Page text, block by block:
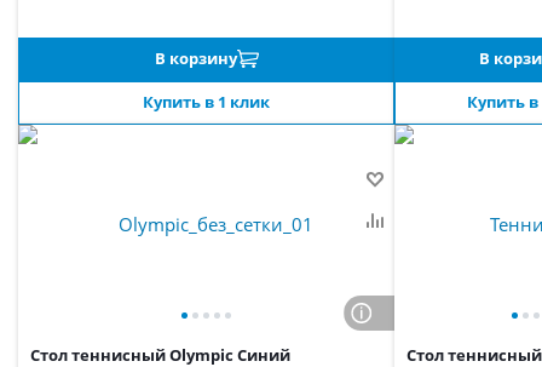
В корзину
Купить в 1 клик
В
Купить
Стол теннисный Olympic Синий
Стол